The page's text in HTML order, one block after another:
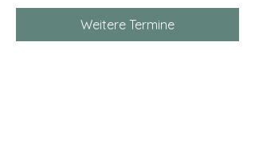
Weitere Termine